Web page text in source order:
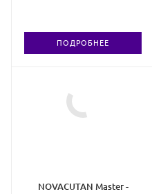
ПОДРОБНЕЕ
NOVACUTAN Master -